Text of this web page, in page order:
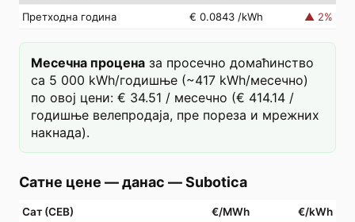
Претходна година
€ 0.0843 /kWh ▲ 2%
Месечна процена за просечно домаћинство
са 5 000 kWh/годишње (~417 kWh/месечно)
по овој цени: € 34.51 / месечно (€ 414.14 /
годишње велепродаја, пре пореза и мрежних
накнада).
Сатне цене — данас —Subotica
Сат (СЕВ) €/MWh €/kWh